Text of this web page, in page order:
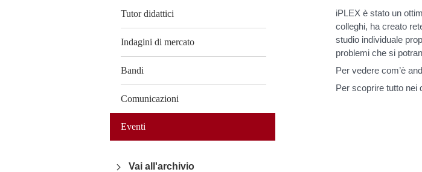
Tutor didattici
Indagini di mercato
Bandi
Comunicazioni
Eventi
Vai all'archivio
iPLEX è stato un
colleghi, ha creato
studio individuale
problemi che si
Per vedere com’è
Per scoprire tutto nei